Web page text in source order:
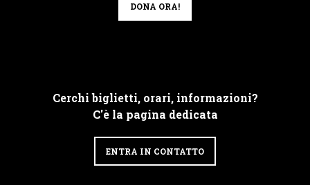
DONA ORA!
Cerchi biglietti, orari, informazioni?
C'è la pagina dedicata
ENTRA IN CONTATTO